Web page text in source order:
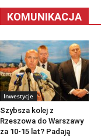
KOMUNIKACJA
Inwestycje
Szybsza kolej z
Rzeszowa do Warszawy
za 10-15 lat? Padają